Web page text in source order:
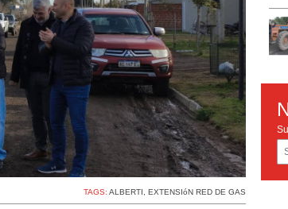
TAGS:ALBERTI ,EXTENSIóN RED DE GAS